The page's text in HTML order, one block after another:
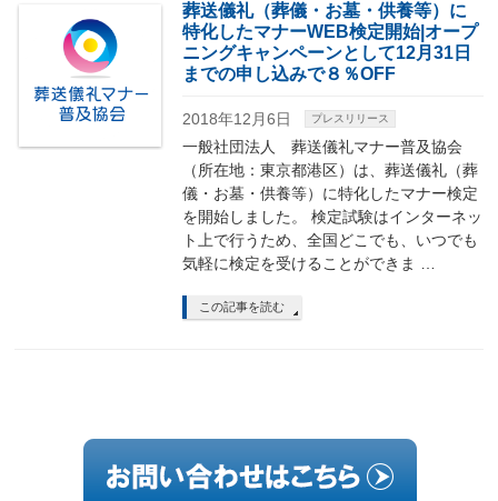
葬送儀礼（葬儀・お墓・供養等）に
特化したマナーWEB検定開始|オープ
ニングキャンペーンとして12月31日
までの申し込みで８％OFF
2018年12月6日 プレスリリース
一般社団法人 葬送儀礼マナー普及協会
（所在地：東京都港区）は、葬送儀礼（葬
儀・お墓・供養等）に特化したマナー検定
を開始しました。 検定試験はインターネッ
ト上で行うため、全国どこでも、いつでも
気軽に検定を受けることができま …
この記事を読む